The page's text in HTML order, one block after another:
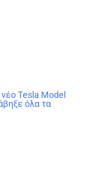
Tesla Model
όλα τα